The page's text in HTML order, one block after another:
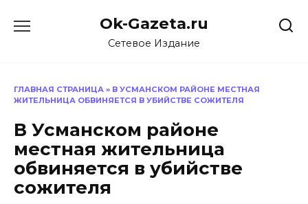
Ok-Gazeta.ru
Сетевое Издание
ГЛАВНАЯ СТРАНИЦА » В УСМАНСКОМ РАЙОНЕ МЕСТНАЯ
ЖИТЕЛЬНИЦА ОБВИНЯЕТСЯ В УБИЙСТВЕ СОЖИТЕЛЯ
В Усманском районе
местная жительница
обвиняется в убийстве
сожителя